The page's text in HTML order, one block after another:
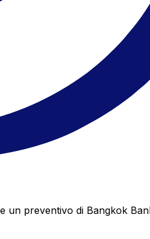
preventivo di Bangkok